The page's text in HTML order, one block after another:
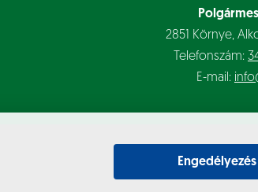
Engedélyezés
2851 Környe,
Telefonszám:
E-mail: